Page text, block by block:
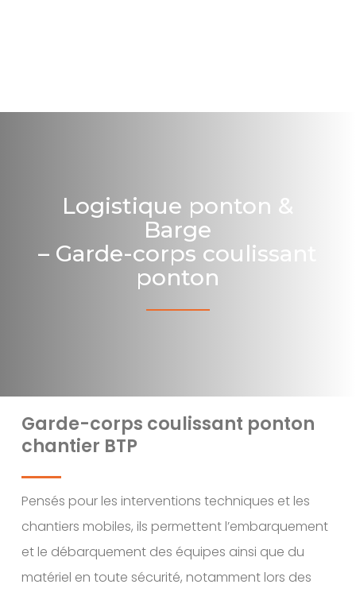
Logistique ponton &
Barge
– Garde-corps coulissant
ponton
Garde-corps coulissant ponton
chantier BTP
Pensés pour les interventions techniques et les
chantiers mobiles, ils permettent l’embarquement
et le débarquement des équipes ainsi que du
matériel en toute sécurité, notamment lors des